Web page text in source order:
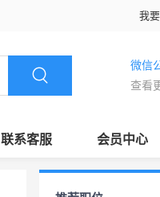
我
微信
查看
联系客服 会员中心